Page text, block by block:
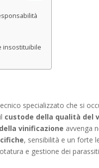
insostituibile
specializzato che si
custode della qualità del
vinificazione avvenga
, sensibilità e un forte
e gestione dei